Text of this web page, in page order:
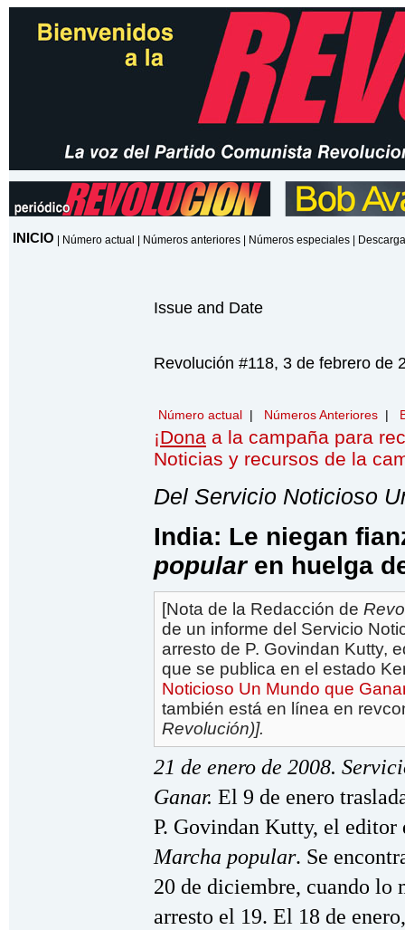
INICIO Número actual Números anteriores Números especiales
Issue and Date
Revolución #118, 3 de febrero de
Número actual | Números Anteriores |
¡Dona a la campaña para
Noticias y recursos de la
Del Servicio Noticioso
India: Le niegan
popularen huelga
[Nota de la Redacción de
de un informe del Servicio
arresto de P. Govindan Kutty,
que se publica en el estado
Noticioso Un Mundo que
también está en línea en
Revolución)].
21 de enero de 2008.
Ganar. El 9 de enero
P. Govindan Kutty, el editor
Marcha popular. Se
20 de diciembre, cuando lo
arresto el 19. El 18 de